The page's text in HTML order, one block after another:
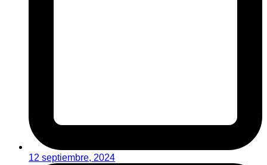
12 septiembre, 2024